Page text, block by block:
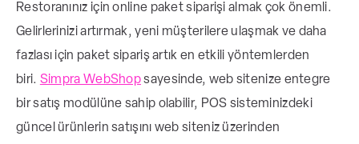
Menü ve kaliteli fotoğrafların web sitesinde
bulunması, müşterilerin restoran
deneyimine hazırlıklı olmalarına ve ilgilerinin
Restoranınız için online paket siparişi almak çok önemli.
Gelirlerinizi artırmak, yeni müşterilere ulaşmak ve daha
fazlası için paket sipariş artık en etkili yöntemlerden
biri. Simpra WebShopsayesinde, web sitenize entegre
bir satış modülüne sahip olabilir, POS sisteminizdeki
güncel ürünlerin satışını web siteniz üzerinden